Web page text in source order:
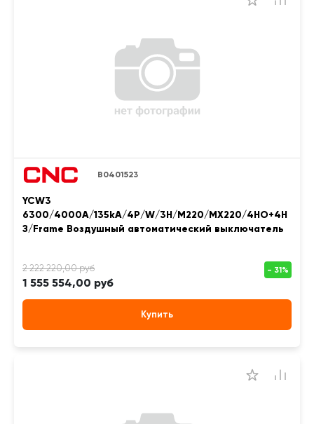
B0401523
YCW3
6300/4000A/135kA/4P/W/3H/M220/MX220/4НО+4Н
З/Frame Воздушный автоматический выключатель
1 555 554,00 руб
Купить